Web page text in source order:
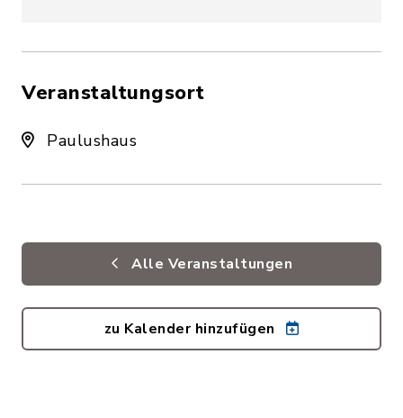
Veranstaltungsort
Paulushaus
Alle Veranstaltungen
zu Kalender hinzufügen